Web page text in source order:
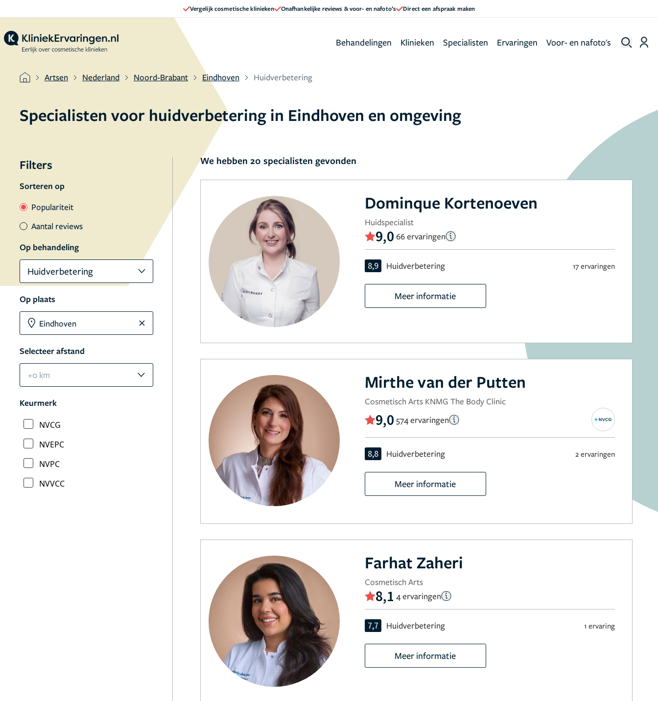
Vergelijk cosmetische klinieken Onafhankelijke reviews & voor- en nafoto’s Direct een afspraak maken
Behandelingen Klinieken Specialisten Ervaringen Voor- en nafoto's
Artsen Nederland Noord-Brabant Eindhoven Huidverbetering
Specialisten voor huidverbetering in Eindhoven en omgeving
Filters
Sorteren op
Populariteit
Aantal reviews
Op behandeling
Huidverbetering
Op plaats
Selecteer afstand
+0 km
Keurmerk
NVCG
NVEPC
NVPC
NVVCC
We hebben 20 specialisten gevonden
Dominque Kortenoeven
Huidspecialist
9,0 66 ervaringen
8,9 Huidverbetering 17 ervaringen
Meer informatie
Mirthe van der Putten
Cosmetisch Arts KNMG The Body Clinic
9,0 574 ervaringen
8,8 Huidverbetering 2 ervaringen
Meer informatie
Farhat Zaheri
Cosmetisch Arts
8,1 4 ervaringen
7,7 Huidverbetering 1 ervaring
Meer informatie